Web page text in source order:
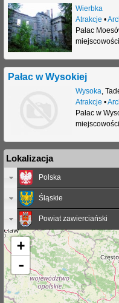
Wierbka
Atrakcje •
Pałac
Pałac w Wysokiej
Wysoka
Atrakcje •
Pałac w
Lokalizacja
Polska
Śląskie
Powiat zawierciański
+
-